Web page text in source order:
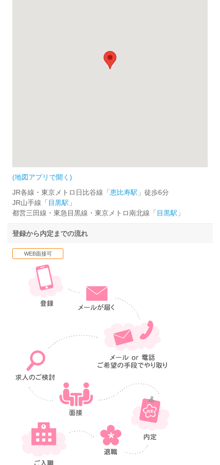
(地図アプリで開く)
JR各線・東京メトロ日比谷線「 恵比寿駅 」徒歩6分
JR山手線「 目黒駅 」
都営三田線・東急目黒線・東京メトロ南北線「 目黒駅 」
登録から内定までの流れ
WEB面接可